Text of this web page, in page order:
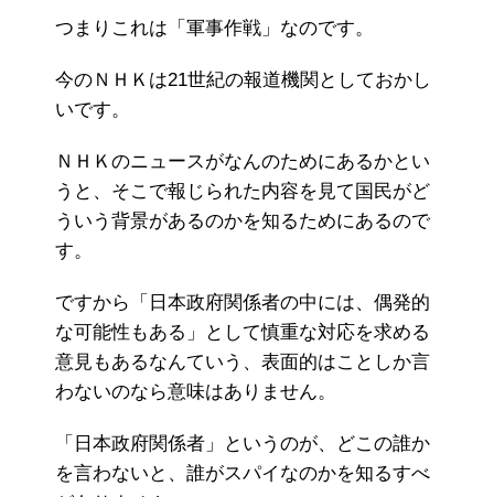
つまりこれは「軍事作戦」なのです。
今のＮＨＫは21世紀の報道機関としておかし
いです。
ＮＨＫのニュースがなんのためにあるかとい
うと、そこで報じられた内容を見て国民がど
ういう背景があるのかを知るためにあるので
す。
ですから「日本政府関係者の中には、偶発的
な可能性もある」として慎重な対応を求める
意見もあるなんていう、表面的はことしか言
わないのなら意味はありません。
「日本政府関係者」というのが、どこの誰か
を言わないと、誰がスパイなのかを知るすべ